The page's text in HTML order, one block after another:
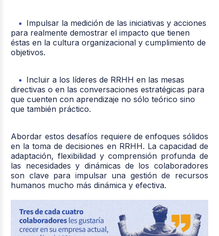
Impulsar la medición de las iniciativas y acciones
para realmente demostrar el impacto que tienen
éstas en la cultura organizacional y cumplimiento de
objetivos.
Incluir a los líderes de RRHH en las mesas
directivas o en las conversaciones estratégicas para
que cuenten con aprendizaje no sólo teórico sino
que también práctico.
Abordar estos desafíos requiere de enfoques sólidos
en la toma de decisiones en RRHH. La capacidad de
adaptación, flexibilidad y comprensión profunda de
las necesidades y dinámicas de los colaboradores
son clave para impulsar una gestión de recursos
humanos mucho más dinámica y efectiva.